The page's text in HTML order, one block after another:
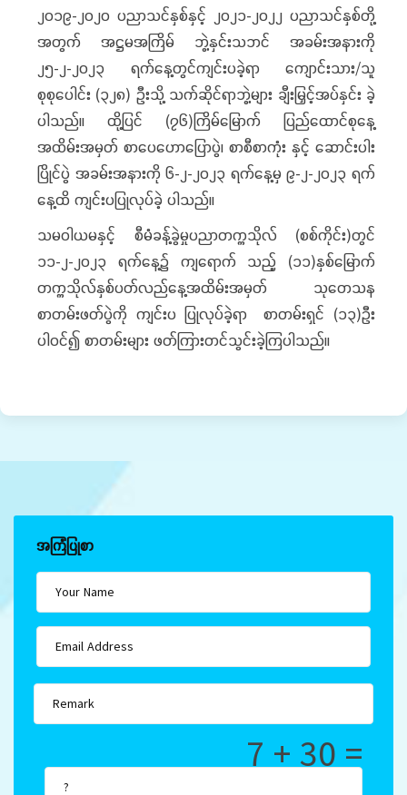
၂၀၁၉-၂၀၂၀ ပညာသင်နှစ်နှင့် ၂၀၂၁-၂၀၂၂ ပညာသင်နှစ်တို့
အတွက် အဋ္ဌမအကြိမ် ဘွဲ့နှင်းသဘင် အခမ်းအနားကို
၂၅-၂-၂၀၂၃ ရက်နေ့တွင်ကျင်းပခဲ့ရာ ကျောင်းသား/သူ
စုစုပေါင်း (၃၂၈) ဦးသို့ သက်ဆိုင်ရာဘွဲ့များ ချီးမြှင့်အပ်နှင်း ခဲ့
ပါသည်။ ထို့ပြင် (၇၆)ကြိမ်မြောက် ပြည်ထောင်စုနေ့
အထိမ်းအမှတ် စာပေဟောပြောပွဲ၊ စာစီစာကုံး နှင့် ဆောင်းပါး
ပြိုင်ပွဲ အခမ်းအနားကို ၆-၂-၂၀၂၃ ရက်နေ့မှ ၉-၂-၂၀၂၃ ရက်
နေ့ထိ ကျင်းပပြုလုပ်ခဲ့ ပါသည်။
သမဝါယမနှင့် စီမံခန့်ခွဲမှုပညာတက္ကသိုလ် (စစ်ကိုင်း)တွင်
၁၁-၂-၂၀၂၃ ရက်နေ့၌ ကျရောက် သည့် (၁၁)နှစ်မြောက်
တက္ကသိုလ်နှစ်ပတ်လည်နေ့အထိမ်းအမှတ် သုတေသန
စာတမ်းဖတ်ပွဲကို ကျင်းပ ပြုလုပ်ခဲ့ရာ စာတမ်းရှင် (၁၃)ဦး
ပါဝင်၍ စာတမ်းများ ဖတ်ကြားတင်သွင်းခဲ့ကြပါသည်။
အကြံပြုစာ
7 + 30 =